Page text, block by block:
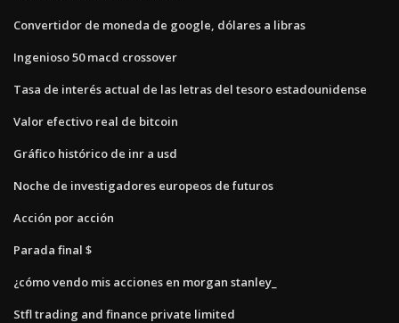
Convertidor de moneda de google, dólares a libras
Ingenioso 50 macd crossover
Tasa de interés actual de las letras del tesoro estadounidense
Valor efectivo real de bitcoin
Gráfico histórico de inr a usd
Noche de investigadores europeos de futuros
Acción por acción
Parada final $
¿cómo vendo mis acciones en morgan stanley_
Stfl trading and finance private limited